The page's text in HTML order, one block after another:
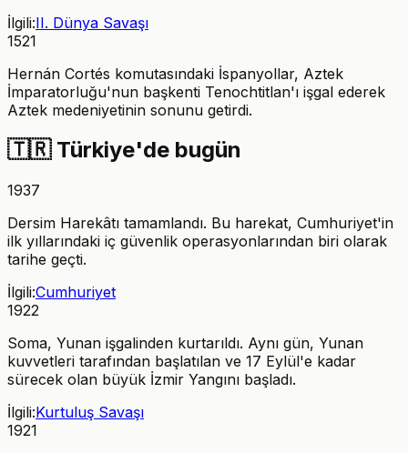
İlgili:II. Dünya Savaşı
1521
Hernán Cortés komutasındaki İspanyollar, Aztek
İmparatorluğu'nun başkenti Tenochtitlan'ı işgal ederek
Aztek medeniyetinin sonunu getirdi.
🇹🇷 Türkiye'de bugün
1937
Dersim Harekâtı tamamlandı. Bu harekat, Cumhuriyet'in
ilk yıllarındaki iç güvenlik operasyonlarından biri olarak
tarihe geçti.
İlgili:Cumhuriyet
1922
Soma, Yunan işgalinden kurtarıldı. Aynı gün, Yunan
kuvvetleri tarafından başlatılan ve 17 Eylül'e kadar
sürecek olan büyük İzmir Yangını başladı.
İlgili:Kurtuluş Savaşı
1921